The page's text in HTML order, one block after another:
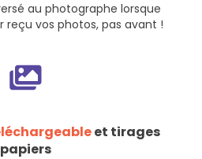
au photographe lorsque
reçu vos photos, pas avant !
et tirages
papiers